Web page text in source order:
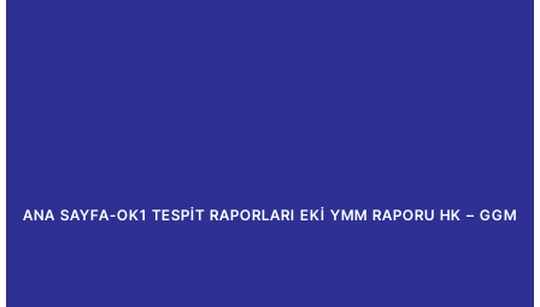
ANA SAYFA-OK1 TESPIT RAPORLARI EKI YMM RAPORU HK – GGM